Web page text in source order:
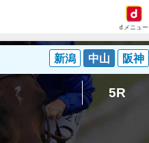
dメニュー
新潟 中山 阪神
5R